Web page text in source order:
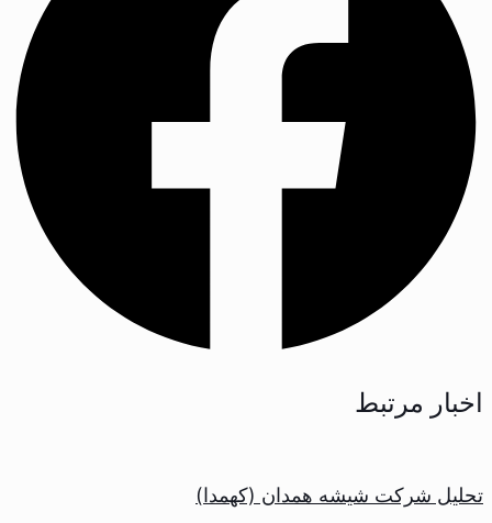
اخبار مرتبط
تحلیل شرکت شیشه همدان (کهمدا)